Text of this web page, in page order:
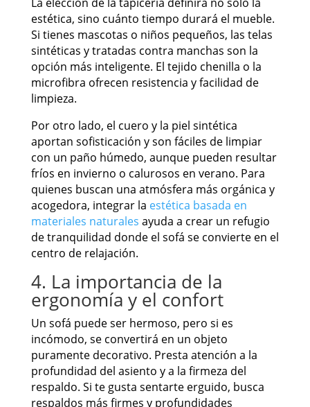
estética, sino cuánto tiempo durará el mueble.
Si tienes mascotas o niños pequeños, las telas
sintéticas y tratadas contra manchas son la
opción más inteligente. El tejido chenilla o la
microfibra ofrecen resistencia y facilidad de
limpieza.
Por otro lado, el cuero y la piel sintética
aportan sofisticación y son fáciles de limpiar
con un paño húmedo, aunque pueden resultar
fríos en invierno o calurosos en verano. Para
quienes buscan una atmósfera más orgánica y
acogedora, integrar la estética basada en
materiales naturales ayuda a crear un refugio
de tranquilidad donde el sofá se convierte en el
centro de relajación.
4. La importancia de la
ergonomía y el confort
Un sofá puede ser hermoso, pero si es
incómodo, se convertirá en un objeto
puramente decorativo. Presta atención a la
profundidad del asiento y a la firmeza del
respaldo. Si te gusta sentarte erguido, busca
respaldos más firmes y profundidades